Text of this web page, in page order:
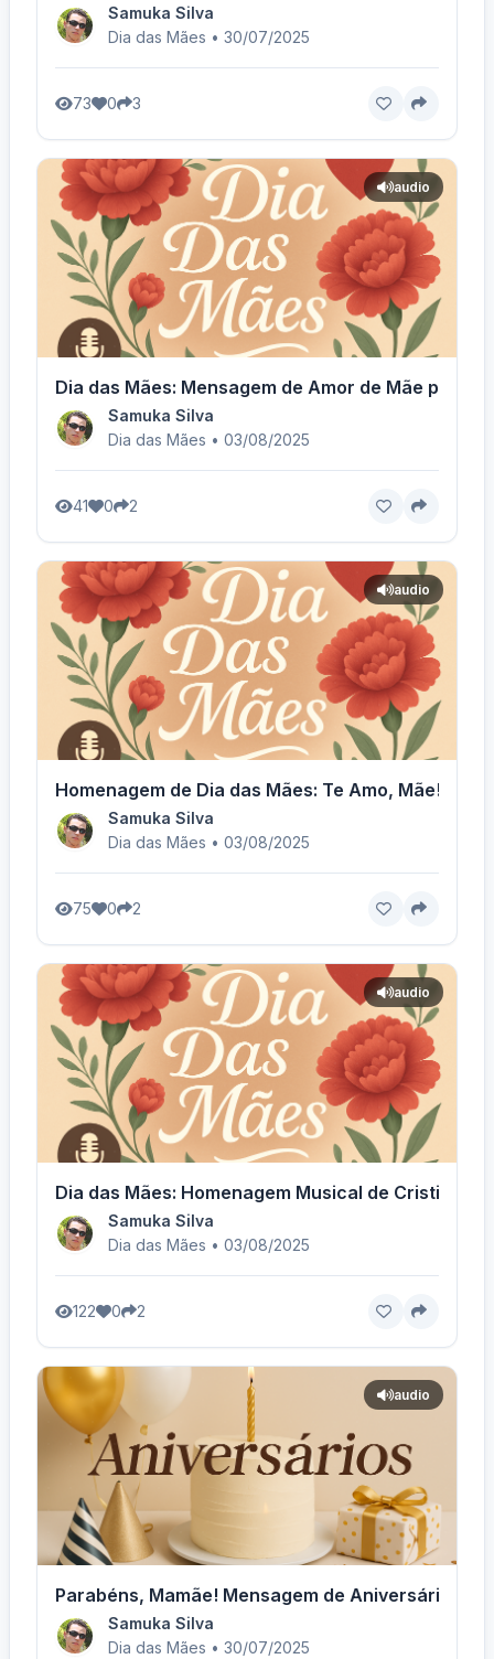
Samuka Silva
Dia das Mães • 30/07/2025
73 0 3
audio
Dia das Mães: Mensagem de Amor de Mãe para
Samuka Silva
Dia das Mães • 03/08/2025
41 0 2
audio
Homenagem de Dia das Mães: Te Amo, Mãe! -
Samuka Silva
Dia das Mães • 03/08/2025
75 0 2
audio
Dia das Mães: Homenagem Musical de Cristina
Samuka Silva
Dia das Mães • 03/08/2025
122 0 2
audio
Parabéns, Mamãe! Mensagem de Aniversário
Samuka Silva
Dia das Mães • 30/07/2025